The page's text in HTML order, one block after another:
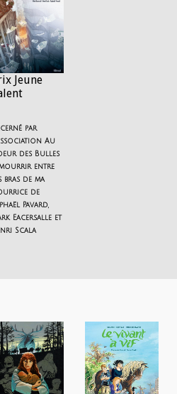
Jeune
par
Au
des Bulles
entre
bras de ma
de
Pavard,
Eacersalle et
Scala